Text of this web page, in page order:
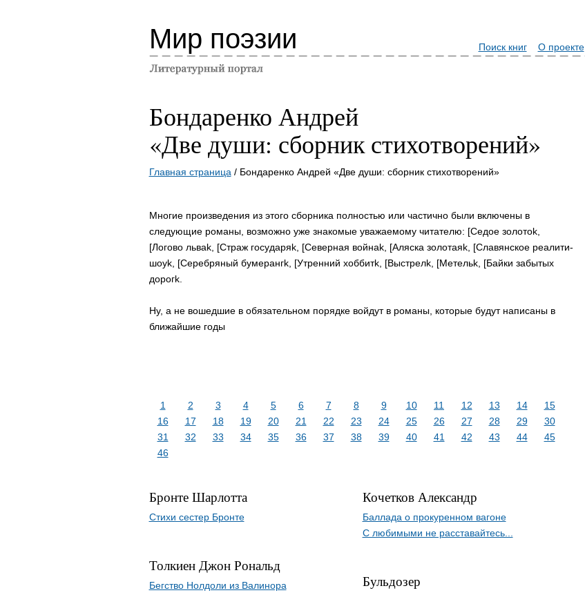
Мир поэзии Поиск книг О проекте
Бондаренко Андрей
«Две души: сборник стихотворений»
Главная страница / Бондаренко Андрей «Две души: сборник стихотворений»
Многие произведения из этого сборника полностью или частично были включены в
следующие романы, возможно уже знакомые уважаемому читателю: [Седое золотоk,
[Логово льваk, [Страж государяk, [Северная войнаk, [Аляска золотаяk, [Славянское реалити-
шоуk, [Серебряный бумерангk, [Утренний хоббитk, [Выстрелk, [Метельk, [Байки забытых
дорогk.
Ну, а не вошедшие в обязательном порядке войдут в романы, которые будут написаны в
ближайшие годы
1 2 3 4 5 6 7 8 9 10 11 12 13 14
15
16
17 18 19 20 21 22 23 24 25 26 27 28 29
30
31
32 33 34 35 36 37 38 39 40 41 42 43 44
45
46
Бронте Шарлотта
Стихи сестер Бронте
Толкиен Джон Рональд
Бегство Нолдоли из Валинора
Кочетков Александр
Баллада о прокуренном вагоне
С любимыми не расставайтесь...
Бульдозер